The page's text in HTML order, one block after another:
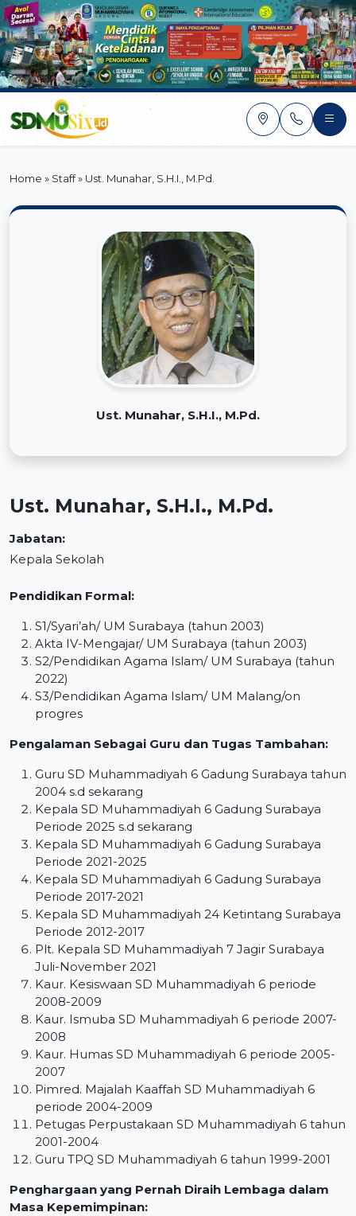
Skip
to
content
Home » Staff» Ust. Munahar, S.H.I., M.Pd.
Ust. Munahar, S.H.I., M.Pd.
Ust. Munahar, S.H.I., M.Pd.
Jabatan:
Kepala Sekolah
Pendidikan Formal:
S1/Syari’ah/ UM Surabaya (tahun 2003)
Akta IV-Mengajar/ UM Surabaya (tahun 2003)
S2/Pendidikan Agama Islam/ UM Surabaya (tahun
2022)
S3/Pendidikan Agama Islam/ UM Malang/on
progres
Pengalaman Sebagai Guru dan Tugas Tambahan:
Guru SD Muhammadiyah 6 Gadung Surabaya tahun
2004 s.d sekarang
Kepala SD Muhammadiyah 6 Gadung Surabaya
Periode 2025 s.d sekarang
Kepala SD Muhammadiyah 6 Gadung Surabaya
Periode 2021-2025
Kepala SD Muhammadiyah 6 Gadung Surabaya
Periode 2017-2021
Kepala SD Muhammadiyah 24 Ketintang Surabaya
Periode 2012-2017
Plt. Kepala SD Muhammadiyah 7 Jagir Surabaya
Juli-November 2021
Kaur. Kesiswaan SD Muhammadiyah 6 periode
2008-2009
Kaur. Ismuba SD Muhammadiyah 6 periode 2007-
2008
Kaur. Humas SD Muhammadiyah 6 periode 2005-
2007
Pimred. Majalah Kaaffah SD Muhammadiyah 6
periode 2004-2009
Petugas Perpustakaan SD Muhammadiyah 6 tahun
2001-2004
Guru TPQ SD Muhammadiyah 6 tahun 1999-2001
Penghargaan yang Pernah Diraih Lembaga dalam
Masa Kepemimpinan: